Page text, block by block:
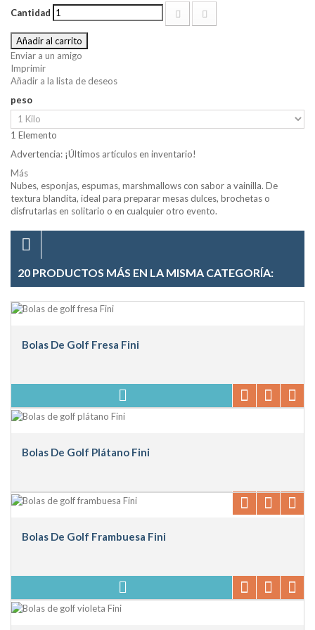
Cantidad
Añadir al carrito
Enviar a un amigo
Imprimir
Añadir a la lista de deseos
peso
1 Elemento
Advertencia: ¡Últimos artículos en inventario!
Más
Nubes, esponjas, espumas, marshmallows con sabor a vainilla. De
textura blandita, ideal para preparar mesas dulces, brochetas o
disfrutarlas en solitario o en cualquier otro evento.
20 PRODUCTOS MÁS EN LA MISMA CATEGORÍA:
Bolas De Golf Fresa Fini
Bolas De Golf Plátano Fini
Bolas De Golf Frambuesa Fini